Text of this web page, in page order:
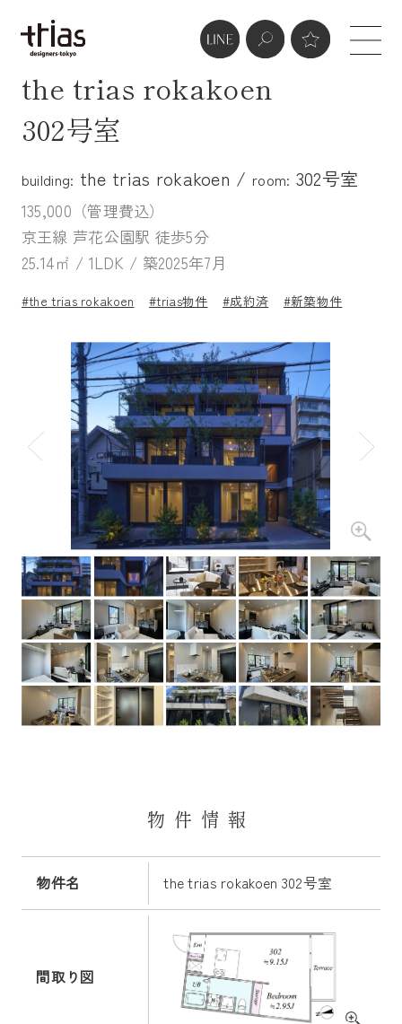
the trias rokakoen
302号室
building: the trias rokakoen / room: 302号室
135,000（管理費込）
京王線 芦花公園駅 徒歩5分
25.14㎡ / 1LDK / 築2025年7月
#the trias rokakoen #trias物件 #成約済 #新築物件
物件情報
物件名 the trias rokakoen 302号室
間取り図